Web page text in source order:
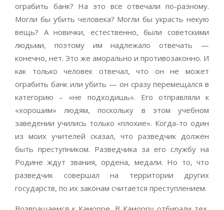
ограбить банк? На это все отвечали по-разному.
Могли бы убить человека? Могли бы украсть некую
вещь? А новички, естественно, были советскими
людьми, поэтому им надлежало отвечать —
конечно, нет. Это же аморально и противозаконно. И
как только человек отвечал, что он не может
ограбить банк или убить — он сразу перемещался в
категорию – «не подходишь». Его отправляли к
«хорошим» людям, поскольку в этом учебном
заведении учились только «плохие». Когда-то один
из моих учителей сказал, что разведчик должен
быть преступником. Разведчика за его службу на
Родине ждут звания, ордена, медали. Но то, что
разведчик совершал на территории других
государств, по их законам считается преступлением.